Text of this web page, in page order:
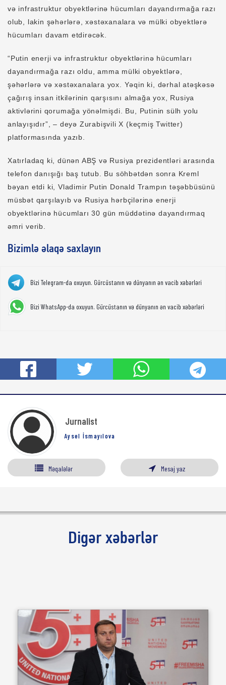
və infrastruktur obyektlərinə hücumları dayandırmağa razı
olub, lakin şəhərlərə, xəstəxanalara və mülki obyektlərə
hücumları davam etdirəcək.
“Putin enerji və infrastruktur obyektlərinə hücumları
dayandırmağa razı oldu, amma mülki obyektlərə,
şəhərlərə və xəstəxanalara yox. Yəqin ki, dərhal atəşkəsə
çağırış insan itkilərinin qarşısını almağa yox, Rusiya
aktivlərini qorumağa yönəlmişdi. Bu, Putinin sülh yolu
anlayışıdır”, – deyə Zurabişvili X (keçmiş Twitter)
platformasında yazıb.
Xatırladaq ki, dünən ABŞ və Rusiya prezidentləri arasında
telefon danışığı baş tutub. Bu söhbətdən sonra Kreml
bəyan etdi ki, Vladimir Putin Donald Trampın təşəbbüsünü
müsbət qarşılayıb və Rusiya hərbçilərinə enerji
obyektlərinə hücumları 30 gün müddətinə dayandırmaq
əmri verib.
Bizimlə əlaqə saxlayın
Bizi Telegram-da oxuyun. Gürcüstanın və dünyanın ən vacib xəbərləri
Bizi WhatsApp-da oxuyun. Gürcüstanın və dünyanın ən vacib xəbərləri
Jurnalist
Aysel İsmayılova
Məqalələr Mesaj yaz
Digər xəbərlər